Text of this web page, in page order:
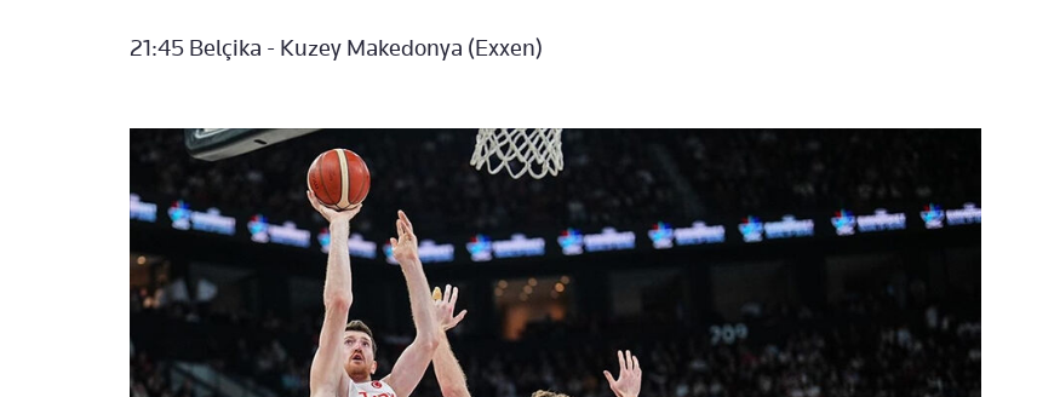
21:45 Belçika - Kuzey Makedonya (Exxen)